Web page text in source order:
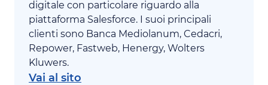
digitale con particolare riguardo alla
piattaforma Salesforce. I suoi principali
clienti sono Banca Mediolanum, Cedacri,
Repower, Fastweb, Henergy, Wolters
Kluwers.
Vai al sito